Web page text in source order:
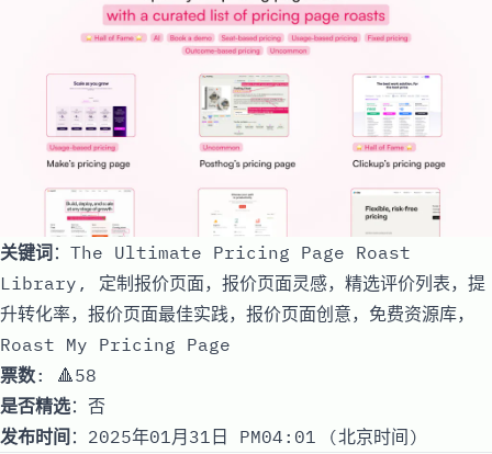
关键词：The Ultimate Pricing Page Roast
Library, 定制报价页面，报价页面灵感，精选评价列表，提
升转化率，报价页面最佳实践，报价页面创意，免费资源库，
Roast My Pricing Page
票数: 🔺58
是否精选：否
发布时间 ：2025年01月31日 PM04:01 (北京时间)